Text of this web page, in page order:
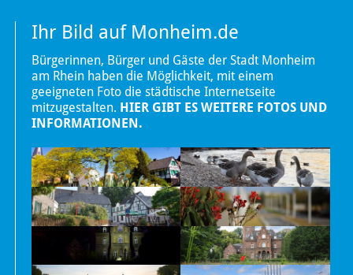
Ihr Bild auf Monheim.de
Bürgerinnen, Bürger und Gäste der Stadt Monheim
am Rhein haben die Möglichkeit, mit einem
geeigneten Foto die städtische Internetseite
mitzugestalten. HIER GIBT ES WEITERE FOTOS UND
INFORMATIONEN.